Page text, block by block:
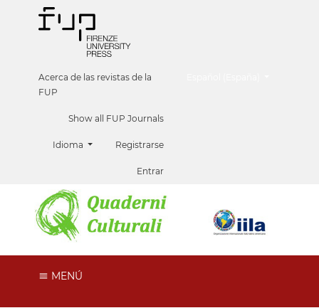
Acerca de las revistas de la
FUP
Show all FUP Journals
Idioma Registrarse
Entrar
MENÚ